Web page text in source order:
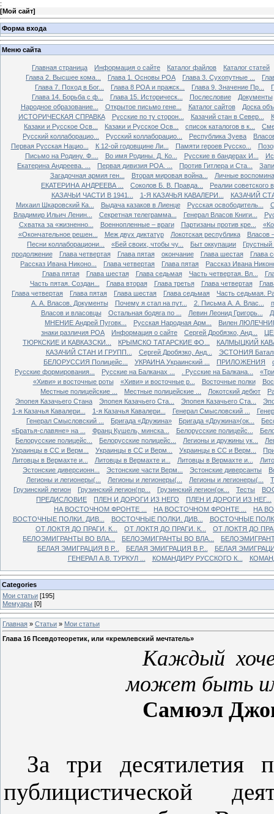
:
[Мой сайт]
Форма входа
Меню сайта
Главная страница Информация о сайте Каталог файлов
Каталог статей
Глава 2. Высшее кома...
Глава 1. Основы РОА Глава 3. Сухопутные ...
Глава 7. Поход в Бог...
Глава 8 РОА и пражск... Глава 9. Значение Пр...
Глава 14. Борьба с ф...
Глава 15. Историческ... Послесловие
Документы
Народное образование...
Открытое письмо гене... Каталог сайтов
Доска
ИСТОРИЧЕСКАЯ СПРАВКА
Русские по ту сторон... Казачий стан в Север...
Казаки и Русское Осв...
Казаки и Русское Осв... список каталогов в к...
Русский коллаборацио...
Русский коллаборацио... Республика Зуева
Первая Русская Нацио...
К 12-ой годовщине Ли... Памяти героев Русско...
Письмо на Родину. Ф....
Во имя Родины. Д. Ко... Русские в бандерах И...
Екатерина Андреева. ...
Первая дивизия РОА. ... Против Гитлера и Ста...
Загадочная армия ген...
Вторая мировая война...
Личные
ЕКАТЕРИНА АНДРЕЕВА ...
Соколов Б. В. Правда...
Реалии советского
КАЗАЧЬИ ЧАСТИ В 1941...
1-Я КАЗАЧЬЯ КАВАЛЕРИ...
КАЗАЧИЙ
Михаил Шкаровский Ка...
Выдача казаков в Лиенце Русская освободитель...
Владимир Ильич Ленин...
Секретная телеграмма... Генерал Власов Книги...
Схватка за «жизненно...
Военнопленные – враги Партизаны против кре...
«Окончательное решен...
Меж двух диктатур Локотская республика
Власов
Песни коллаборациони...
«Бей своих, чтобы чу... Быт оккупации
Грустный
продолжение
Глава четвертая Глава пятая окончание Глава шестая
Глава
Рассказ Ивана Никоно...
Глава четвертая Глава пятая
Рассказ Ивана
Глава пятая
Глава шестая Глава седьмая Часть четвертая. Вл...
Часть пятая. Создан...
Глава вторая Глава третья Глава четвертая
Глава четвертая
Глава пятая Глава шестая Глава седьмая
Часть седьмая.
А. А. Власов. Документы
Почему я стал на пут... 2. Письма А. А. Влас...
Власов и власовцы
Остальная бодяга по ... Левин Леонид Григорь...
МНЕНИЕ Андрей Пуговк...
Русская Народная Арм...
Вилен
знаки различия РОА
Информация о сайте Сергей Дробязко, Анд...
ТЮРКСКИЕ И КАВКАЗСКИ...
КРЫМСКО ТАТАРСКИЕ ФО...
КАЛМЫЦКИЙ
КАЗАЧИЙ СТАН И ГРУПП...
Сергей Дробязко, Анд...
ЭСТОНИЯ
БЕЛОРУССИЯ Полицейс...
УКРАИНА Украинский ... ПРИЛОЖЕНИЯ
Русские формирования...
Русские на Балканах ... . Русские на Балкана...
«Хиви» и восточные роты
«Хиви» и восточные р... Восточные полки
Местные полицейские ...
Местные полицейские ... Локотский дебют
Эпопея Казачьего Стана
Эпопея Казачьего Ста... Эпопея Казачьего Ста...
1-я Казачья Кавалери...
1-я Казачья Кавалери... Генерал Смысловский ...
Генерал Смысловский ...
Бригада «Дружина» Бригада «Дружина»(ок...
«Братья-славяне» на ...
Франц Кушель, минска... Белорусские полицейс...
Белорусские полицейс...
Белорусские полицейс... Легионы и дружины ук...
Украинцы в СС и Верм...
Украинцы в СС и Верм... Украинцы в СС и Верм...
Литовцы в Вермахте и...
Литовцы в Вермахте и... Литовцы в Вермахте и...
Эстонские диверсионн...
Эстонские части Верм... Эстонские диверсанты
Легионы и легионеры(...
Легионы и легионеры(... Легионы и легионеры(...
Грузинский легион
Грузинский легион(пр... Грузинский легион(ок... Тесты
ПРЕДИСЛОВИЕ
ПЛЕН И ДОРОГИ ИЗ НЕГО
ПЛЕН И ДОРОГИ ИЗ НЕГ...
НА ВОСТОЧНОМ ФРОНТЕ ...
НА ВОСТОЧНОМ ФРОНТЕ ...
НА
ВОСТОЧНЫЕ ПОЛКИ. ДИВ...
ВОСТОЧНЫЕ ПОЛКИ. ДИВ...
ВОСТОЧНЫЕ
ОТ ЛОКТЯ ДО ПРАГИ. К...
ОТ ЛОКТЯ ДО ПРАГИ. К...
ОТ ЛОКТЯ ДО
БЕЛОЭМИГРАНТЫ ВО ВЛА...
БЕЛОЭМИГРАНТЫ ВО ВЛА...
БЕЛАЯ ЭМИГРАЦИЯ В Р...
БЕЛАЯ ЭМИГРАЦИЯ В Р...
БЕЛАЯ
ГЕНЕРАЛ А.В. ТУРКУЛ ...
КОМАНДИРУ РУССКОГО К...
Categories
Мои статьи [195]
Мемуары [0]
Главная » Статьи » Мои статьи
Глава 16 Псевдотеоретик, или «кремлевский мечтатель»
Каждый
может быть
Самюэл
За три десятилетия
публицистической